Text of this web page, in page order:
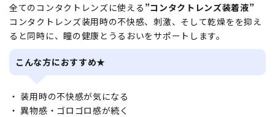
全てのコンタクトレンズに使える ”コンタクトレンズ装着液”
コンタクトレンズ装用時の不快感、刺激、そして乾燥をを抑え
ると同時に、瞳の健康とうるおいをサポートします。
こんな方におすすめ★
・ 装用時の不快感が気になる
・ 異物感・ゴロゴロ感が続く